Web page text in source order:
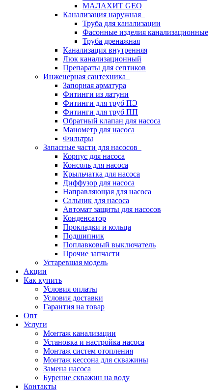
МАЛАХИТ GEO
Канализация наружная
Труба для канализации
Фасонные изделия канализационные
Труба дренажная
Канализация внутренняя
Люк канализационный
Препараты для септиков
Инженерная сантехника
Запорная арматура
Фитинги из латуни
Фитинги для труб ПЭ
Фитинги для труб ПП
Обратный клапан для насоса
Манометр для насоса
Фильтры
Запасные части для насосов
Корпус для насоса
Консоль для насоса
Крыльчатка для насоса
Диффузор для насоса
Направляющая для насоса
Сальник для насоса
Автомат защиты для насосов
Конденсатор
Прокладки и кольца
Подшипник
Поплавковый выключатель
Прочие запчасти
Устаревшая модель
Акции
Как купить
Условия оплаты
Условия доставки
Гарантия на товар
Опт
Услуги
Монтаж канализации
Установка и настройка насоса
Монтаж систем отопления
Монтаж кессона для скважины
Замена насоса
Бурение скважин на воду
Контакты